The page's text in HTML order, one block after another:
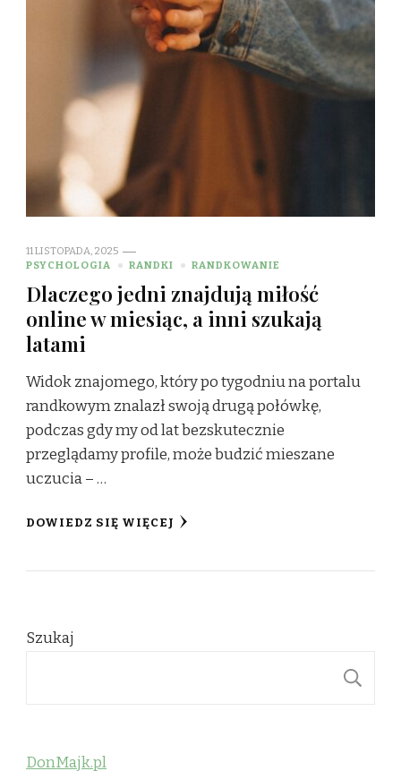
11 LISTOPADA, 2025
PSYCHOLOGIA
RANDKI RANDKOWANIE
Dlaczego jedni znajdują miłość
online w miesiąc, a inni szukają
latami
Widok znajomego, który po tygodniu na portalu
randkowym znalazł swoją drugą połówkę,
podczas gdy my od lat bezskutecznie
przeglądamy profile, może budzić mieszane
uczucia – …
DOWIEDZ SIĘ WIĘCEJ
Szukaj
DonMajk.pl